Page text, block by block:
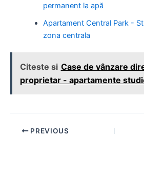
permanent la apă
Apartament Central Park -
zona centrala
Citeste si Case de vânzare
proprietar - apartamente
Post PREVIOUS